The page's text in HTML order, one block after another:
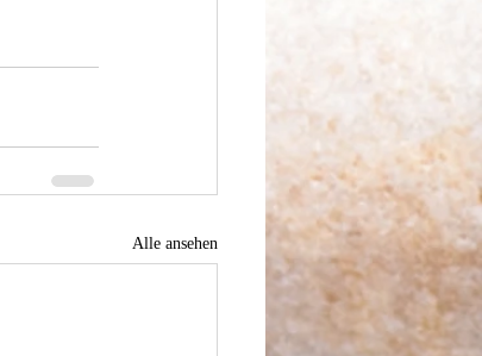
Alle ansehen